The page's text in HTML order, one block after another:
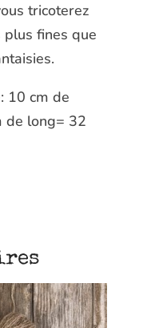
tricoterez
fines que
10 cm de
de long= 32